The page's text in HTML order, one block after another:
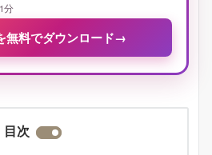
分
無料でダウンロード→
目次